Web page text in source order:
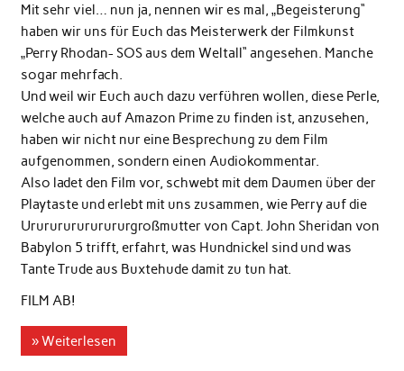
Mit sehr viel… nun ja, nennen wir es mal, „Begeisterung“
haben wir uns für Euch das Meisterwerk der Filmkunst
„Perry Rhodan- SOS aus dem Weltall“ angesehen. Manche
sogar mehrfach.
Und weil wir Euch auch dazu verführen wollen, diese Perle,
welche auch auf Amazon Prime zu finden ist, anzusehen,
haben wir nicht nur eine Besprechung zu dem Film
aufgenommen, sondern einen Audiokommentar.
Also ladet den Film vor, schwebt mit dem Daumen über der
Playtaste und erlebt mit uns zusammen, wie Perry auf die
Ururururururururgroßmutter von Capt. John Sheridan von
Babylon 5 trifft, erfahrt, was Hundnickel sind und was
Tante Trude aus Buxtehude damit zu tun hat.
FILM AB!
» Weiterlesen